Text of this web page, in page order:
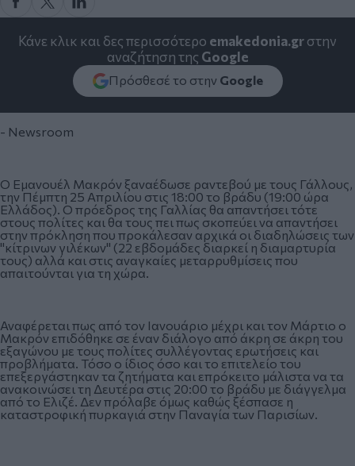
Κάνε κλικ και δες περισσότερο emakedonia.grστην
αναζήτηση της Google
Πρόσθεσέ το στην Google
- Newsroom
Ο Εμανουέλ Μακρόν ξαναέδωσε ραντεβού με τους Γάλλους,
την Πέμπτη 25 Απριλίου στις 18:00 το βράδυ (19:00 ώρα
Ελλάδος). Ο πρόεδρος της Γαλλίας θα απαντήσει τότε
στους πολίτες και θα τους πει πως σκοπεύει να απαντήσει
στην πρόκληση που προκάλεσαν αρχικά οι διαδηλώσεις των
"κίτρινων γιλέκων" (22 εβδομάδες διαρκεί η διαμαρτυρία
τους) αλλά και στις αναγκαίες μεταρρυθμίσεις που
απαιτούνται για τη χώρα.
Αναφέρεται πως από τον Ιανουάριο μέχρι και τον Μάρτιο ο
Μακρόν επιδόθηκε σε έναν διάλογο από άκρη σε άκρη του
εξαγώνου με τους πολίτες συλλέγοντας ερωτήσεις και
προβλήματα. Τόσο ο ίδιος όσο και το επιτελείο του
επεξεργάστηκαν τα ζητήματα και επρόκειτο μάλιστα να τα
ανακοινώσει τη Δευτέρα στις 20:00 το βράδυ με διάγγελμα
από το Ελιζέ. Δεν πρόλαβε όμως καθώς ξέσπασε η
καταστροφική πυρκαγιά στην Παναγία των Παρισίων.